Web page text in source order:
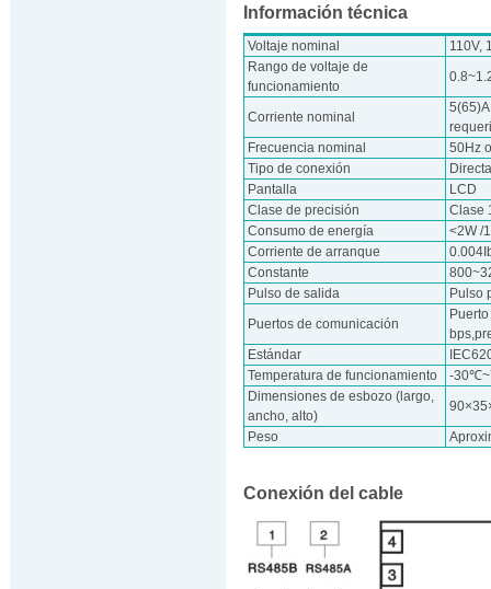
Información técnica
Voltaje nominal
110V,
Rango de voltaje de
funcionamiento
Corriente nominal
Frecuencia nominal
50Hz
Tipo de conexión
Pantalla
LCD
Clase de precisión
Clase
Consumo de energía
<2W /
Corriente de arranque
Constante
Pulso de salida
Pulso
Puertos de comunicación
Estándar
Temperatura de funcionamiento
-
Dimensiones de esbozo (largo,
ancho, alto)
Peso
Conexión del cable